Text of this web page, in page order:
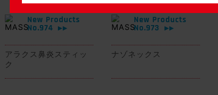
New Products
No.974
▶▶
アラクス鼻炎スティッ
ク
New Products
No.973
▶▶
ナゾネックス